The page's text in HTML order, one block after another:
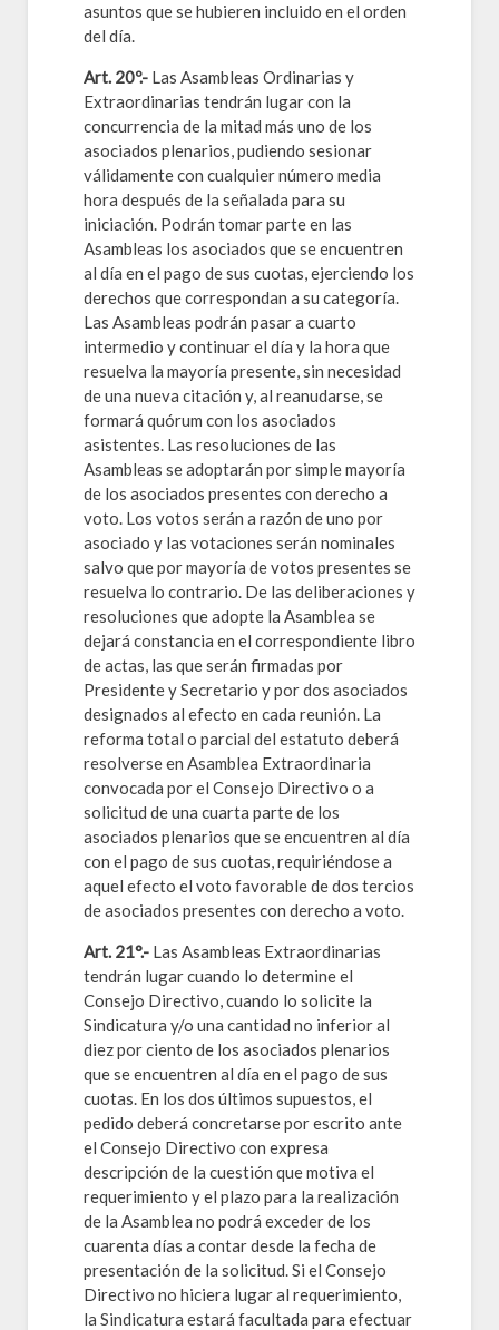
asuntos que se hubieren incluido en el orden
del día.
Art. 20º.- Las Asambleas Ordinarias y
Extraordinarias tendrán lugar con la
concurrencia de la mitad más uno de los
asociados plenarios, pudiendo sesionar
válidamente con cualquier número media
hora después de la señalada para su
iniciación. Podrán tomar parte en las
Asambleas los asociados que se encuentren
al día en el pago de sus cuotas, ejerciendo los
derechos que correspondan a su categoría.
Las Asambleas podrán pasar a cuarto
intermedio y continuar el día y la hora que
resuelva la mayoría presente, sin necesidad
de una nueva citación y, al reanudarse, se
formará quórum con los asociados
asistentes. Las resoluciones de las
Asambleas se adoptarán por simple mayoría
de los asociados presentes con derecho a
voto. Los votos serán a razón de uno por
asociado y las votaciones serán nominales
salvo que por mayoría de votos presentes se
resuelva lo contrario. De las deliberaciones y
resoluciones que adopte la Asamblea se
dejará constancia en el correspondiente libro
de actas, las que serán firmadas por
Presidente y Secretario y por dos asociados
designados al efecto en cada reunión. La
reforma total o parcial del estatuto deberá
resolverse en Asamblea Extraordinaria
convocada por el Consejo Directivo o a
solicitud de una cuarta parte de los
asociados plenarios que se encuentren al día
con el pago de sus cuotas, requiriéndose a
aquel efecto el voto favorable de dos tercios
de asociados presentes con derecho a voto.
Art. 21°.- Las Asambleas Extraordinarias
tendrán lugar cuando lo determine el
Consejo Directivo, cuando lo solicite la
Sindicatura y/o una cantidad no inferior al
diez por ciento de los asociados plenarios
que se encuentren al día en el pago de sus
cuotas. En los dos últimos supuestos, el
pedido deberá concretarse por escrito ante
el Consejo Directivo con expresa
descripción de la cuestión que motiva el
requerimiento y el plazo para la realización
de la Asamblea no podrá exceder de los
cuarenta días a contar desde la fecha de
presentación de la solicitud. Si el Consejo
Directivo no hiciera lugar al requerimiento,
la Sindicatura estará facultada para efectuar